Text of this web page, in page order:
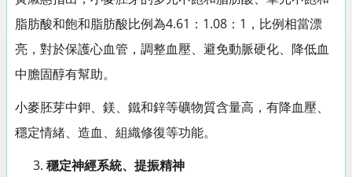
脂肪酸和飽和脂肪酸比例為4.61：1.08：1，比例相當漂
亮，對於保護心血管，調整血壓、避免動脈硬化、降低血
中膽固醇有幫助。
小麥胚芽中鉀、鎂、鐵和鋅等礦物質含量高，有降血壓、
穩定情緒、造血、組織修復等功能。
穩定神經系統、提振精神